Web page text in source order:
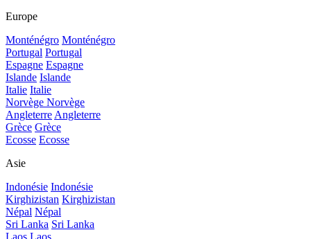
Europe
Monténégro Monténégro
Portugal Portugal
Espagne Espagne
Islande Islande
Italie Italie
Norvège Norvège
AngleterreAngleterre
Grèce Grèce
Ecosse Ecosse
Asie
Indonésie Indonésie
Kirghizistan Kirghizistan
Népal Népal
Sri Lanka Sri Lanka